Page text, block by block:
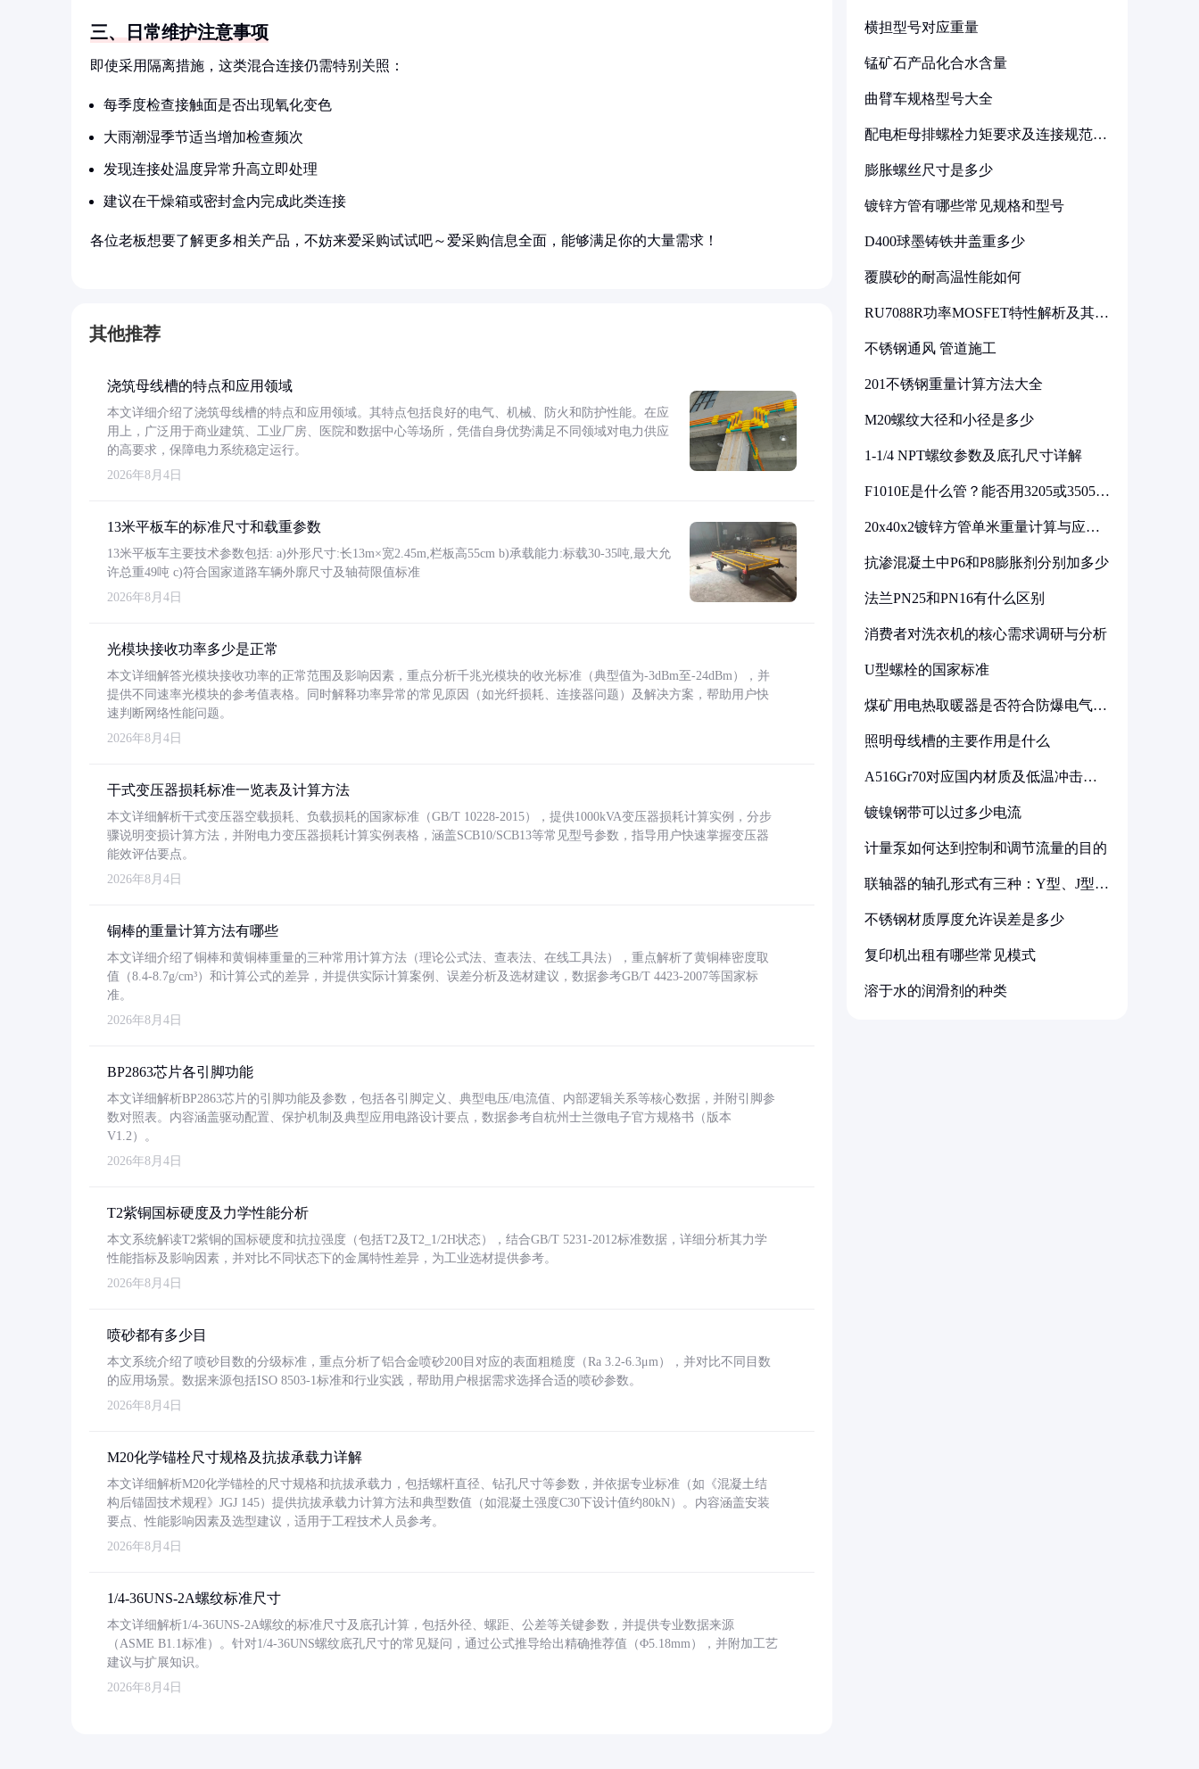
三、日常维护注意事项
即使采用隔离措施，这类混合连接仍需特别关照：
每季度检查接触面是否出现氧化变色
大雨潮湿季节适当增加检查频次
发现连接处温度异常升高立即处理
建议在干燥箱或密封盒内完成此类连接
各位老板想要了解更多相关产品，不妨来爱采购试试吧～爱采购信息全面，能够满足你的大量需求！
其他推荐
浇筑母线槽的特点和应用领域
本文详细介绍了浇筑母线槽的特点和应用领域。其特点包括良好的电气、机械、防火和防护性能。在应
用上，广泛用于商业建筑、工业厂房、医院和数据中心等场所，凭借自身优势满足不同领域对电力供应
的高要求，保障电力系统稳定运行。
2026年8月4日
13米平板车的标准尺寸和载重参数
13米平板车主要技术参数包括: a)外形尺寸:长13m×宽2.45m,栏板高55cm b)承载能力:标载30-35吨,最大允
许总重49吨 c)符合国家道路车辆外廓尺寸及轴荷限值标准
2026年8月4日
光模块接收功率多少是正常
本文详细解答光模块接收功率的正常范围及影响因素，重点分析千兆光模块的收光标准（典型值为-3dBm至-24dBm），并
提供不同速率光模块的参考值表格。同时解释功率异常的常见原因（如光纤损耗、连接器问题）及解决方案，帮助用户快
速判断网络性能问题。
2026年8月4日
干式变压器损耗标准一览表及计算方法
本文详细解析干式变压器空载损耗、负载损耗的国家标准（GB/T 10228-2015），提供1000kVA变压器损耗计算实例，分步
骤说明变损计算方法，并附电力变压器损耗计算实例表格，涵盖SCB10/SCB13等常见型号参数，指导用户快速掌握变压器
能效评估要点。
2026年8月4日
铜棒的重量计算方法有哪些
本文详细介绍了铜棒和黄铜棒重量的三种常用计算方法（理论公式法、查表法、在线工具法），重点解析了黄铜棒密度取
值（8.4-8.7g/cm³）和计算公式的差异，并提供实际计算案例、误差分析及选材建议，数据参考GB/T 4423-2007等国家标
准。
2026年8月4日
BP2863芯片各引脚功能
本文详细解析BP2863芯片的引脚功能及参数，包括各引脚定义、典型电压/电流值、内部逻辑关系等核心数据，并附引脚参
数对照表。内容涵盖驱动配置、保护机制及典型应用电路设计要点，数据参考自杭州士兰微电子官方规格书（版本
V1.2）。
2026年8月4日
T2紫铜国标硬度及力学性能分析
本文系统解读T2紫铜的国标硬度和抗拉强度（包括T2及T2_1/2H状态），结合GB/T 5231-2012标准数据，详细分析其力学
性能指标及影响因素，并对比不同状态下的金属特性差异，为工业选材提供参考。
2026年8月4日
喷砂都有多少目
本文系统介绍了喷砂目数的分级标准，重点分析了铝合金喷砂200目对应的表面粗糙度（Ra 3.2-6.3μm），并对比不同目数
的应用场景。数据来源包括ISO 8503-1标准和行业实践，帮助用户根据需求选择合适的喷砂参数。
2026年8月4日
M20化学锚栓尺寸规格及抗拔承载力详解
本文详细解析M20化学锚栓的尺寸规格和抗拔承载力，包括螺杆直径、钻孔尺寸等参数，并依据专业标准（如《混凝土结
构后锚固技术规程》JGJ 145）提供抗拔承载力计算方法和典型数值（如混凝土强度C30下设计值约80kN）。内容涵盖安装
要点、性能影响因素及选型建议，适用于工程技术人员参考。
2026年8月4日
1/4-36UNS-2A螺纹标准尺寸
本文详细解析1/4-36UNS-2A螺纹的标准尺寸及底孔计算，包括外径、螺距、公差等关键参数，并提供专业数据来源
（ASME B1.1标准）。针对1/4-36UNS螺纹底孔尺寸的常见疑问，通过公式推导给出精确推荐值（Φ5.18mm），并附加工艺
建议与扩展知识。
2026年8月4日
横担型号对应重量
锰矿石产品化合水含量
曲臂车规格型号大全
配电柜母排螺栓力矩要求及连接规范详
膨胀螺丝尺寸是多少
镀锌方管有哪些常见规格和型号
D400球墨铸铁井盖重多少
覆膜砂的耐高温性能如何
RU7088R功率MOSFET特性解析及其在
不锈钢通风 管道施工
201不锈钢重量计算方法大全
M20螺纹大径和小径是多少
1-1/4 NPT螺纹参数及底孔尺寸详解
F1010E是什么管？能否用3205或3505代
20x40x2镀锌方管单米重量计算与应用
抗渗混凝土中P6和P8膨胀剂分别加多少
法兰PN25和PN16有什么区别
消费者对洗衣机的核心需求调研与分析
U型螺栓的国家标准
煤矿用电热取暖器是否符合防爆电气设
照明母线槽的主要作用是什么
A516Gr70对应国内材质及低温冲击要
镀镍钢带可以过多少电流
计量泵如何达到控制和调节流量的目的
联轴器的轴孔形式有三种：Y型、J型、
不锈钢材质厚度允许误差是多少
复印机出租有哪些常见模式
溶于水的润滑剂的种类